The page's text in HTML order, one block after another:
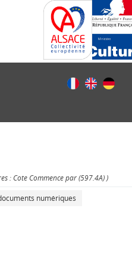
: Cote Commence par (597.4A) )
numériques